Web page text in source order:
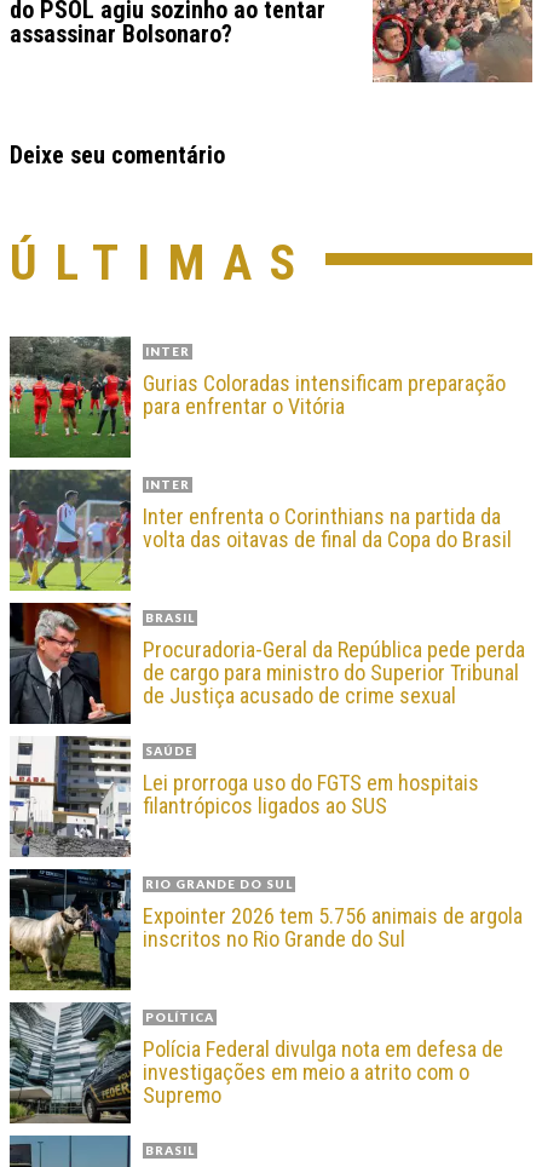
do PSOL agiu sozinho ao tentar
assassinar Bolsonaro?
Deixe seu comentário
ÚLTIMAS
INTER
Gurias Coloradas intensificam preparação
para enfrentar o Vitória
INTER
Inter enfrenta o Corinthians na partida da
volta das oitavas de final da Copa do Brasil
BRASIL
Procuradoria-Geral da República pede perda
de cargo para ministro do Superior Tribunal
de Justiça acusado de crime sexual
SAÚDE
Lei prorroga uso do FGTS em hospitais
filantrópicos ligados ao SUS
RIO GRANDE DO SUL
Expointer 2026 tem 5.756 animais de argola
inscritos no Rio Grande do Sul
POLÍTICA
Polícia Federal divulga nota em defesa de
investigações em meio a atrito com o
Supremo
BRASIL